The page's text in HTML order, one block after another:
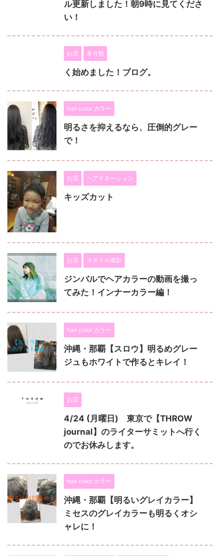
ル更新しました！朝9時に見てくださ
い！
お店 未分類
く始めました！ブログ。
hair color カラー
明るさを抑えるなら、圧倒的グレー
で！
お店 ヘアドネーション
キッズカット
お店 スタイル撮影
ジンバルでヘアカラーの動画を撮っ
てみた！インナーカラー編！
hair color カラー
沖縄・那覇【スロウ】明るめグレー
ジュもホワイトで作るとキレイ！
お店
4/24 (月曜日) 東京で【THROW
journal】のライターサミットへ行く
のでお休みします。
hair color カラー
沖縄・那覇【明るいグレイカラー】
ミセスのグレイカラーも明るくオシ
ャレに！